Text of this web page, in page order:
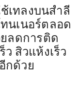
เทลงบนสำลี
นเนอร์ตลอด
ยลดการติด
สิวแห้งเร็ว
กด้วย